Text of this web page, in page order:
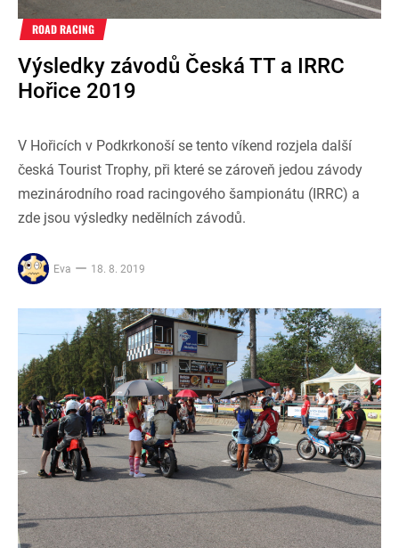
ROAD RACING
Výsledky závodů Česká TT a IRRC
Hořice 2019
V Hořicích v Podkrkonoší se tento víkend rozjela další
česká Tourist Trophy, při které se zároveň jedou závody
mezinárodního road racingového šampionátu (IRRC) a
zde jsou výsledky nedělních závodů.
Eva 18. 8. 2019